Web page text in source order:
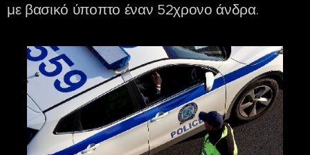
με βασικό ύποπτο έναν 52χρονο άνδρα.